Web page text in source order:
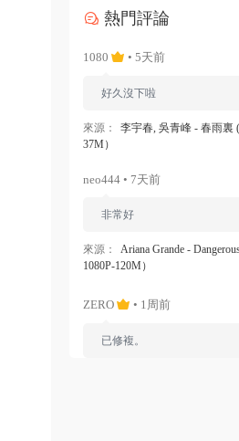
熱門評論
1080 • 5天前
好久沒下啦
來源：
李宇春, 吳青峰 - 春雨裏
37M）
neo444 • 7天前
非常好
來源：
Ariana Grande -
1080P-120M）
ZERO • 1周前
已修複。